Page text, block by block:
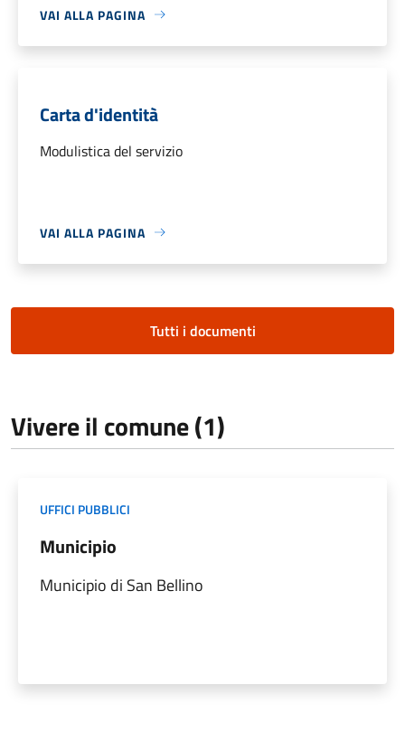
VAI ALLA PAGINA
Carta d'identità
Modulistica del servizio
VAI ALLA PAGINA
Tutti i documenti
Vivere il comune (1)
UFFICI PUBBLICI
Municipio
Municipio di San Bellino